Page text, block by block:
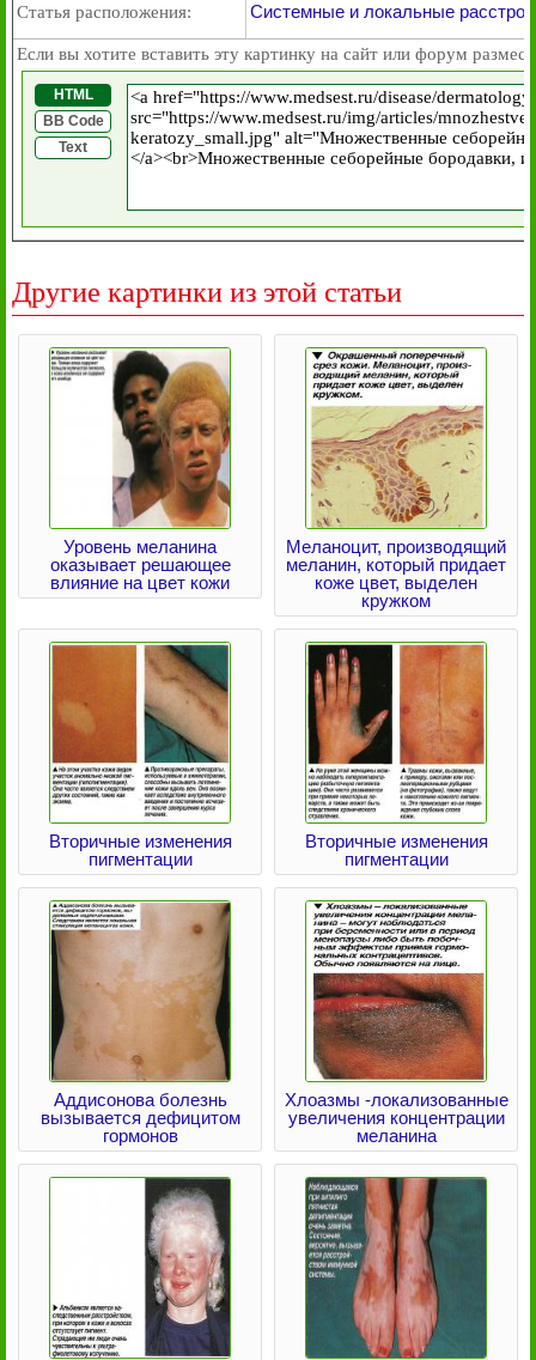
Статья расположения: Системные и локальные
Если вы хотите вставить эту картинку на сайт или форум
HTML
BB Code
Text
Другие картинки из этой статьи
Уровень меланина
оказывает решающее
влияние на цвет кожи
Меланоцит, производящий
меланин, который придает
коже цвет, выделен
кружком
Вторичные изменения
пигментации
Вторичные изменения
пигментации
Аддисонова болезнь
вызывается дефицитом
гормонов
Хлоазмы -локализованные
увеличения концентрации
меланина